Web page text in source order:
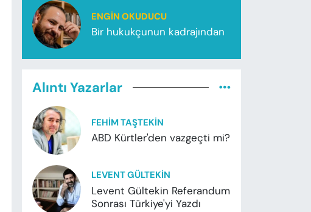
ENGIN OKUDUCU
Bir hukukçunun kadrajından
Alıntı Yazarlar
FEHIM TAŞTEKIN
ABD Kürtler'den vazgeçti mi?
LEVENT GÜLTEKIN
Levent Gültekin Referandum
Sonrası Türkiye'yi Yazdı